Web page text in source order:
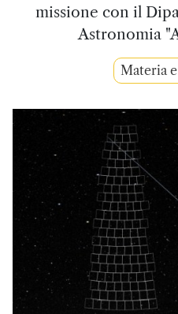
missione con il
Astronomia
Materia